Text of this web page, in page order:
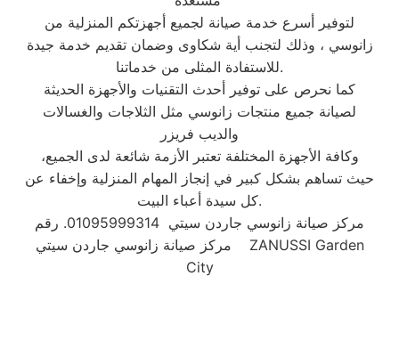
لتوفير أسرع خدمة صيانة لجميع أجهزتكم المنزلية من
زانوسي ، وذلك لتجنب أية شكاوى وضمان تقديم خدمة جيدة
للاستفادة المثلى من خدماتنا.
كما نحرص على توفير أحدث التقنيات والأجهزة الحديثة
لصيانة جميع منتجات زانوسي مثل الثلاجات والغسالات
والديب فریزر
وكافة الأجهزة المختلفة تعتبر الأزمة شائعة لدى الجميع،
حيث تساهم بشكل كبير في إنجاز المهام المنزلية وإخفاء عن
كل سيدة أعباء البيت.
مركز صيانة زانوسي جاردن سيتي 01095999314. رقم
مركز صيانة زانوسي جاردن سيتي ZANUSSI Garden
City